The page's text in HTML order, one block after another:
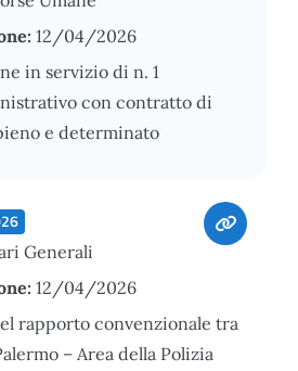
12/04/2026
in servizio di n. 1
con contratto di
e determinato
Generali
12/04/2026
rapporto convenzionale tra
– Area della Polizia